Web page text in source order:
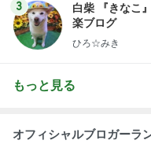
3
白柴 『きなこ
楽ブログ
ひろ☆みき
もっと見る
オフィシャルブロガーラ